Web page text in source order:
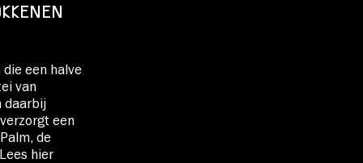
een halve
van
daarbij
een
de
hier